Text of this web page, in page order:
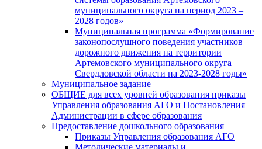
муниципального округа на период 2023 –
2028 годов»
Муниципальная программа «Формирование
законопослушного поведения участников
дорожного движения на территории
Артемовского муниципального округа
Свердловской области на 2023-2028 годы»
Муниципальное задание
ОБЩИЕ для всех уровней образования приказы
Управления образования АГО и Постановления
Администрации в сфере образования
Предоставление дошкольного образования
Приказы Управления образования АГО
Методические материалы и